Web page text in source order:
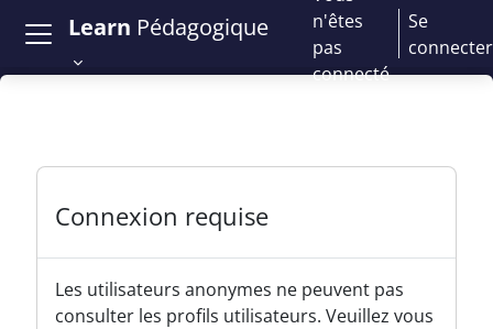
Learn Pédagogique
n'êtes
pas
connecté
Se
connecter
Connexion requise
Les utilisateurs anonymes ne peuvent pas
consulter les profils utilisateurs. Veuillez vous